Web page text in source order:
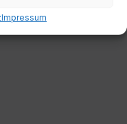
Impressum